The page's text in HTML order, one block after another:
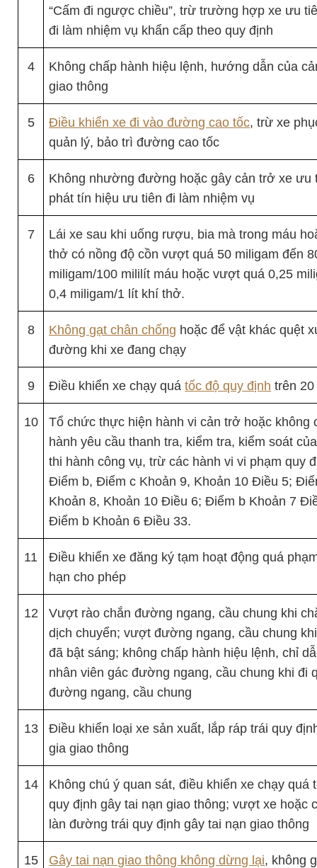
“Cấm đi ngược chiều”, trừ trường hợp xe ưu
đi làm nhiệm vụ khẩn cấp theo quy định
4
Không chấp hành hiệu lệnh, hướng dẫn của
giao thông
5 Điều khiển xe đi vào đường cao tốc, trừ xe
quản lý, bảo trì đường cao tốc
6
Không nhường đường hoặc gây cản trở xe ưu
phát tín hiệu ưu tiên đi làm nhiệm vụ
7
Lái xe sau khi uống rượu, bia mà trong máu
thở có nồng độ cồn vượt quá 50 miligam đến
miligam/100 mililít máu hoặc vượt quá 0,25
0,4 miligam/1 lít khí thở.
8 Không gạt chân chống hoặc để vật khác quệt
đường khi xe đang chạy
9 Điều khiển xe chạy quátốc độ quy định trên
10
Tổ chức thực hiện hành vi cản trở hoặc không
hành yêu cầu thanh tra, kiểm tra, kiểm soát
thi hành công vụ, trừ các hành vi vi phạm quy
Điểm b, Điểm c Khoản 9, Khoản 10 Điều 5;
Khoản 8, Khoản 10 Điều 6; Điểm b Khoản 7
Điểm b Khoản 6 Điều 33.
11
Điều khiển xe đăng ký tạm hoạt động quá
hạn cho phép
12
Vượt rào chắn đường ngang, cầu chung khi
dịch chuyển; vượt đường ngang, cầu chung
đã bật sáng; không chấp hành hiệu lệnh, chỉ
nhân viên gác đường ngang, cầu chung khi đi
đường ngang, cầu chung
13
Điều khiển loại xe sản xuất, lắp ráp trái quy
gia giao thông
14
Không chú ý quan sát, điều khiển xe chạy quá
quy định gây tai nạn giao thông; vượt xe hoặc
làn đường trái quy định gây tai nạn giao thông
15 Gây tai nạn giao thông không dừng lại, không